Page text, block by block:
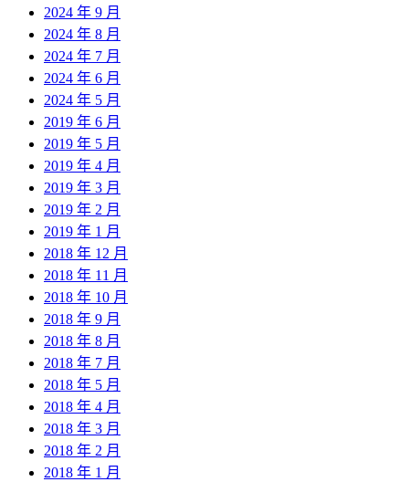
2024 年 9 月
2024 年 8 月
2024 年 7 月
2024 年 6 月
2024 年 5 月
2019 年 6 月
2019 年 5 月
2019 年 4 月
2019 年 3 月
2019 年 2 月
2019 年 1 月
2018 年 12 月
2018 年 11 月
2018 年 10 月
2018 年 9 月
2018 年 8 月
2018 年 7 月
2018 年 5 月
2018 年 4 月
2018 年 3 月
2018 年 2 月
2018 年 1 月